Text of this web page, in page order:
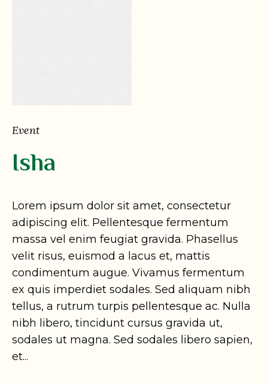
Event
Isha
Lorem ipsum dolor sit amet, consectetur
adipiscing elit. Pellentesque fermentum
massa vel enim feugiat gravida. Phasellus
velit risus, euismod a lacus et, mattis
condimentum augue. Vivamus fermentum
ex quis imperdiet sodales. Sed aliquam nibh
tellus, a rutrum turpis pellentesque ac. Nulla
nibh libero, tincidunt cursus gravida ut,
sodales ut magna. Sed sodales libero sapien,
et...